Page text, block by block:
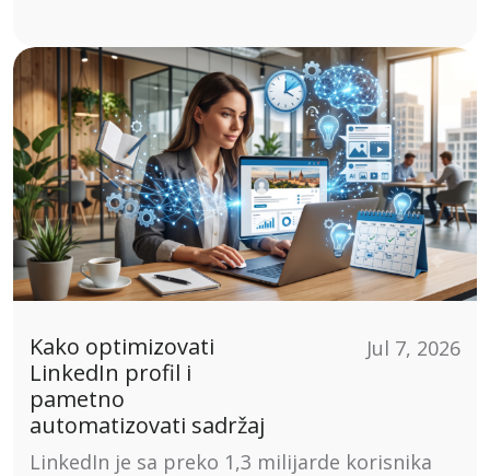
Kako optimizovati
LinkedIn profil i
pametno
automatizovati sadržaj
Jul 7, 2026
LinkedIn je sa preko 1,3 milijarde korisnika